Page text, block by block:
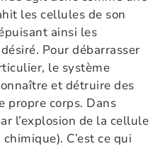
les cellules de son
ainsi les
Pour débarrasser
le système
et détruire des
propre corps. Dans
l’explosion de la cellule
C’est ce qui